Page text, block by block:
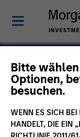
Bitte
Optionen,
besuchen.
WENN ES SICH BEI
HANDELT, DIE EIN
Andrew
Executive